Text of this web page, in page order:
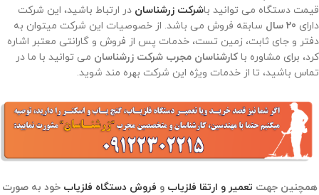
قیمت دستگاه می توانید باشرکت زرشناسان در ارتباط باشید، این شرکت
دارای 20 سال
سابقه فروش می باشد. از خصوصیات این شرکت میتوان به
دفتر و جای ثابت، زمین تست، خدمات پس از فروش و گارانتی معتبر اشاره
کرد، برای مشاوره باکارشناسان مجرب شرکت زرشناسان می توانید با ما در
تماس باشید، تا از خدمات ویژه این شرکت بهره مند شوید.
همچنین جهت تعمیر و ارتقا فلزیاب و فروش دستگاه فلزیاب خود به صورت